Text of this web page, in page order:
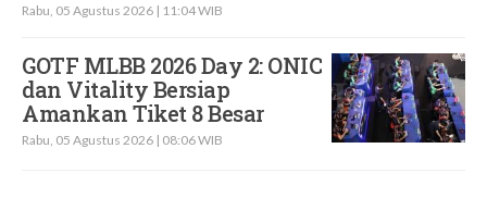
Rabu, 05 Agustus 2026 | 11:04 WIB
GOTF MLBB 2026 Day 2: ONIC
dan Vitality Bersiap
Amankan Tiket 8 Besar
Rabu, 05 Agustus 2026 | 08:06 WIB